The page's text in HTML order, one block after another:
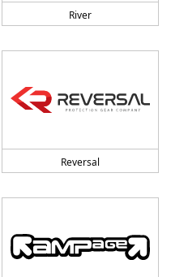
River
Reversal